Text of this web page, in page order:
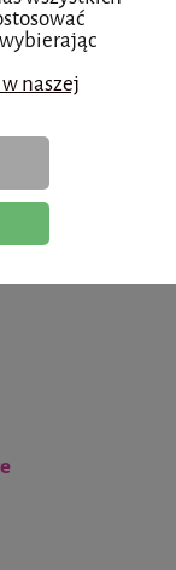
oka.
stosowania
innymi
polecany dla
zalecany
skóry
naszej